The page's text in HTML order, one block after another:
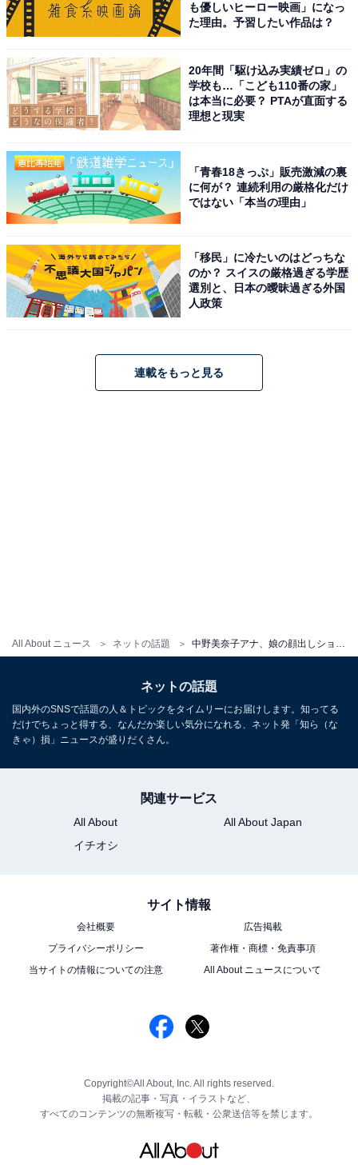
All About ニュース ネットの話題
も優しいヒーロー映画」になっ
た理由。予習したい作品は？
20年間「駆け込み実績ゼロ」の
学校も…「こども110番の家」
は本当に必要？ PTAが直面する
理想と現実
「青春18きっぷ」販売激減の裏
に何が？ 連続利用の厳格化だけ
ではない「本当の理由」
「移民」に冷たいのはどっちな
のか？ スイスの厳格過ぎる学歴
選別と、日本の曖昧過ぎる外国
人政策
連載をもっと見る
ネットの話題
国内外のSNSで話題の人＆トピックをタイムリーにお届けします。知ってる
だけでちょっと得する、なんだか楽しい気分になれる、ネット発「知ら（な
きゃ）損」ニュースが盛りだくさん。
関連サービス
All About
All About Japan
イチオシ
サイト情報
会社概要
広告掲載
プライバシーポリシー
著作権・商標・免責事項
当サイトの情報についての注意
All About ニュースについて
Copyright©All About, Inc. All rights reserved.
掲載の記事・写真・イラストなど、
すべてのコンテンツの無断複写・転載・公衆送信等を禁じます。